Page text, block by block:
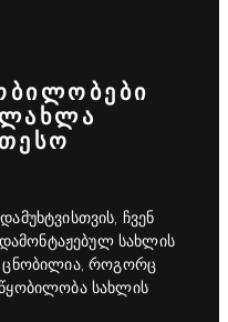
ჩვენ
სახლის
ცნობილია, როგორც
სახლის